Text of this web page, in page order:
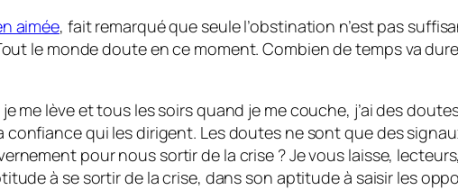
aimée, fait remarqué que seule l’obstination n’est pas
le monde doute en ce moment. Combien de temps va
me lève et tous les soirs quand je me couche, j’ai des
confiance qui les dirigent. Les doutes ne sont que des
pour nous sortir de la crise ? Je vous laisse,
à se sortir de la crise, dans son aptitude à saisir les